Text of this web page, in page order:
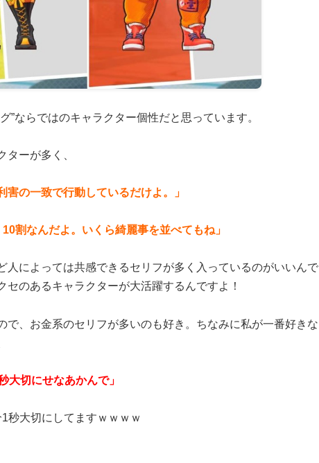
”ならではのキャラクター個性だと思っています。
ターが多く、
害の一致で行動しているだけよ。」
割なんだよ。いくら綺麗事を並べてもね」
人によっては共感できるセリフが多く入っているのがいいんで
セのあるキャラクターが大活躍するんですよ！
で、お金系のセリフが多いのも好き。ちなみに私が一番好きな
大切にせなあかんで」
秒大切にしてますｗｗｗｗ